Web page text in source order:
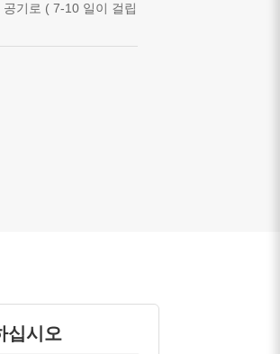
기로 ( 7-10 일이 걸립
십시오